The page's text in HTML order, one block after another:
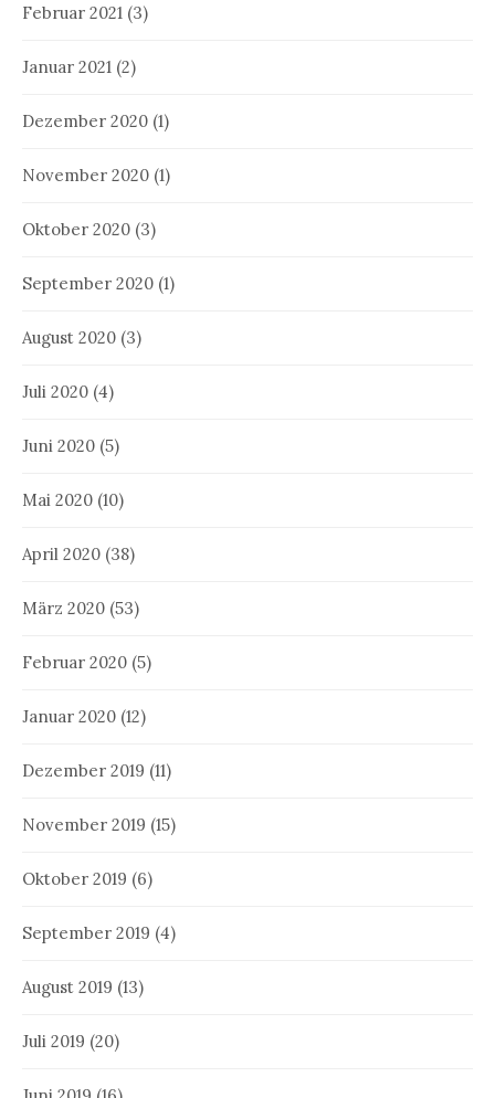
Februar 2021 (3)
Januar 2021 (2)
Dezember 2020 (1)
November 2020 (1)
Oktober 2020 (3)
September 2020 (1)
August 2020 (3)
Juli 2020 (4)
Juni 2020 (5)
Mai 2020 (10)
April 2020 (38)
März 2020 (53)
Februar 2020 (5)
Januar 2020 (12)
Dezember 2019 (11)
November 2019 (15)
Oktober 2019 (6)
September 2019 (4)
August 2019 (13)
Juli 2019 (20)